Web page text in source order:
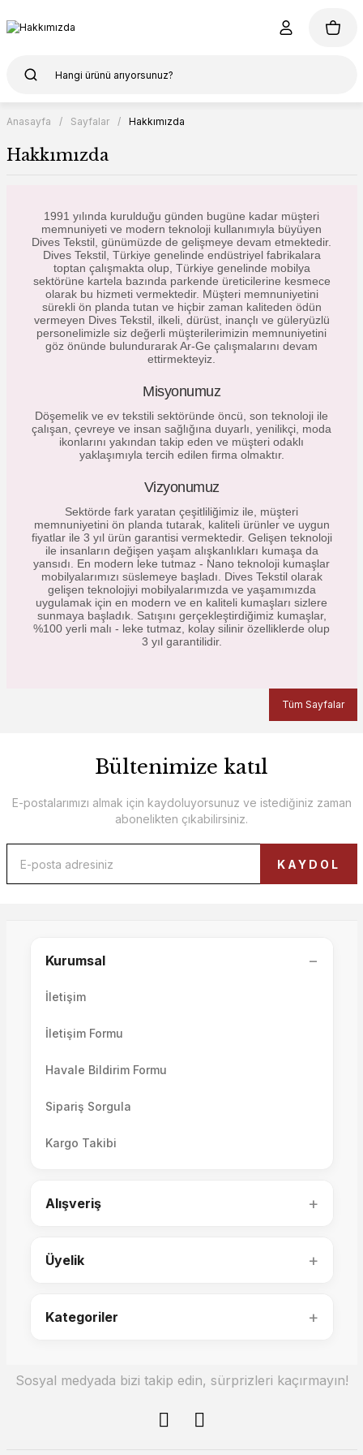
Anasayfa Sayfalar Hakkımızda
Hakkımızda
1991 yılında kurulduğu günden bugüne kadar müşteri
memnuniyeti ve modern teknoloji kullanımıyla büyüyen
Dives Tekstil, günümüzde de gelişmeye devam etmektedir.
Dives Tekstil, Türkiye genelinde endüstriyel fabrikalara
toptan çalışmakta olup, Türkiye genelinde mobilya
sektörüne kartela bazında parkende üreticilerine kesmece
olarak bu hizmeti vermektedir. Müşteri memnuniyetini
sürekli ön planda tutan ve hiçbir zaman kaliteden ödün
vermeyen Dives Tekstil, ilkeli, dürüst, inançlı ve güleryüzlü
personelimizle siz değerli müşterilerimizin memnuniyetini
göz önünde bulundurarak Ar-Ge çalışmalarını devam
ettirmekteyiz.
Misyonumuz
Döşemelik ve ev tekstili sektöründe öncü, son teknoloji ile
çalışan, çevreye ve insan sağlığına duyarlı, yenilikçi, moda
ikonlarını yakından takip eden ve müşteri odaklı
yaklaşımıyla tercih edilen firma olmaktır.
Vizyonumuz
Sektörde fark yaratan çeşitliliğimiz ile, müşteri
memnuniyetini ön planda tutarak, kaliteli ürünler ve uygun
fiyatlar ile 3 yıl ürün garantisi vermektedir. Gelişen teknoloji
ile insanların değişen yaşam alışkanlıkları kumaşa da
yansıdı. En modern leke tutmaz - Nano teknoloji kumaşlar
mobilyalarımızı süslemeye başladı. Dives Tekstil olarak
gelişen teknolojiyi mobilyalarımızda ve yaşamımızda
uygulamak için en modern ve en kaliteli kumaşları sizlere
sunmaya başladık. Satışını gerçekleştirdiğimiz kumaşlar,
%100 yerli malı - leke tutmaz, kolay silinir özelliklerde olup
3 yıl garantilidir.
Tüm Sayfalar
Bültenimize katıl
E-postalarımızı almak için kaydoluyorsunuz ve istediğiniz zaman
abonelikten çıkabilirsiniz.
KAYDOL
Kurumsal −
İletişim
İletişim Formu
Havale Bildirim Formu
Sipariş Sorgula
Kargo Takibi
Alışveriş +
Üyelik +
Kategoriler +
Sosyal medyada bizi takip edin, sürprizleri kaçırmayın!